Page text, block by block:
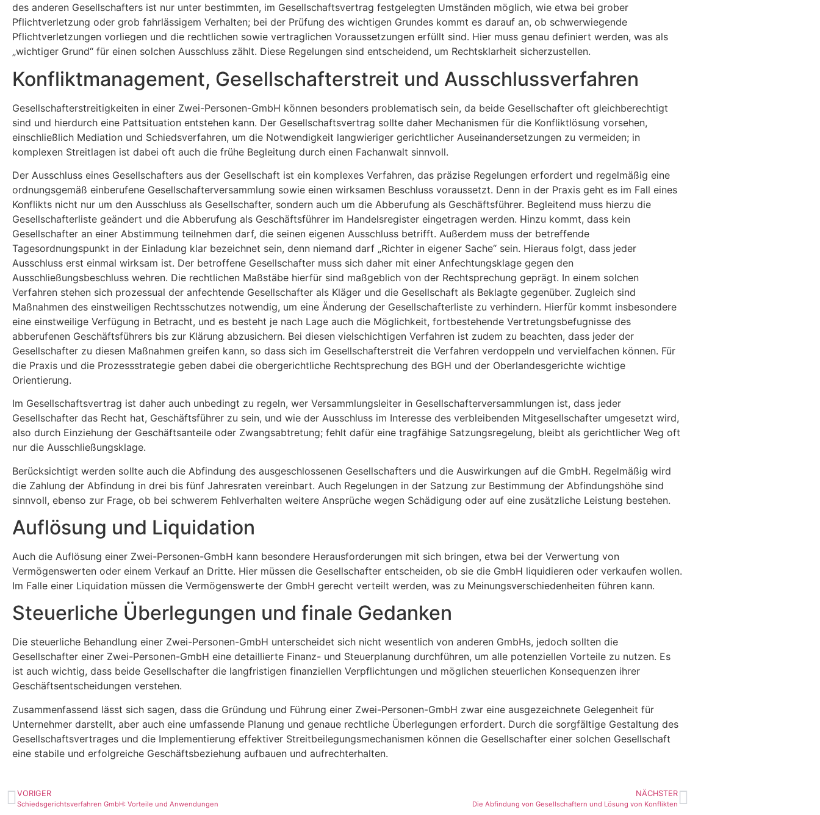
des anderen Gesellschafters ist nur unter bestimmten, im Gesellschaftsvertrag festgelegten Umständen möglich, wie etwa bei grober
Pflichtverletzung oder grob fahrlässigem Verhalten; bei der Prüfung des wichtigen Grundes kommt es darauf an, ob schwerwiegende
Pflichtverletzungen vorliegen und die rechtlichen sowie vertraglichen Voraussetzungen erfüllt sind. Hier muss genau definiert werden, was als
„wichtiger Grund“ für einen solchen Ausschluss zählt. Diese Regelungen sind entscheidend, um Rechtsklarheit sicherzustellen.
Konfliktmanagement, Gesellschafterstreit und Ausschlussverfahren
Gesellschafterstreitigkeiten in einer Zwei-Personen-GmbH können besonders problematisch sein, da beide Gesellschafter oft gleichberechtigt
sind und hierdurch eine Pattsituation entstehen kann. Der Gesellschaftsvertrag sollte daher Mechanismen für die Konfliktlösung vorsehen,
einschließlich Mediation und Schiedsverfahren, um die Notwendigkeit langwieriger gerichtlicher Auseinandersetzungen zu vermeiden; in
komplexen Streitlagen ist dabei oft auch die frühe Begleitung durch einen Fachanwalt sinnvoll.
Der Ausschluss eines Gesellschafters aus der Gesellschaft ist ein komplexes Verfahren, das präzise Regelungen erfordert und regelmäßig eine
ordnungsgemäß einberufene Gesellschafterversammlung sowie einen wirksamen Beschluss voraussetzt. Denn in der Praxis geht es im Fall eines
Konflikts nicht nur um den Ausschluss als Gesellschafter, sondern auch um die Abberufung als Geschäftsführer. Begleitend muss hierzu die
Gesellschafterliste geändert und die Abberufung als Geschäftsführer im Handelsregister eingetragen werden. Hinzu kommt, dass kein
Gesellschafter an einer Abstimmung teilnehmen darf, die seinen eigenen Ausschluss betrifft. Außerdem muss der betreffende
Tagesordnungspunkt in der Einladung klar bezeichnet sein, denn niemand darf „Richter in eigener Sache“ sein. Hieraus folgt, dass jeder
Ausschluss erst einmal wirksam ist. Der betroffene Gesellschafter muss sich daher mit einer Anfechtungsklage gegen den
Ausschließungsbeschluss wehren. Die rechtlichen Maßstäbe hierfür sind maßgeblich von der Rechtsprechung geprägt. In einem solchen
Verfahren stehen sich prozessual der anfechtende Gesellschafter als Kläger und die Gesellschaft als Beklagte gegenüber. Zugleich sind
Maßnahmen des einstweiligen Rechtsschutzes notwendig, um eine Änderung der Gesellschafterliste zu verhindern. Hierfür kommt insbesondere
eine einstweilige Verfügung in Betracht, und es besteht je nach Lage auch die Möglichkeit, fortbestehende Vertretungsbefugnisse des
abberufenen Geschäftsführers bis zur Klärung abzusichern. Bei diesen vielschichtigen Verfahren ist zudem zu beachten, dass jeder der
Gesellschafter zu diesen Maßnahmen greifen kann, so dass sich im Gesellschafterstreit die Verfahren verdoppeln und vervielfachen können. Für
die Praxis und die Prozessstrategie geben dabei die obergerichtliche Rechtsprechung des BGH und der Oberlandesgerichte wichtige
Orientierung.
Im Gesellschaftsvertrag ist daher auch unbedingt zu regeln, wer Versammlungsleiter in Gesellschafterversammlungen ist, dass jeder
Gesellschafter das Recht hat, Geschäftsführer zu sein, und wie der Ausschluss im Interesse des verbleibenden Mitgesellschafter umgesetzt wird,
also durch Einziehung der Geschäftsanteile oder Zwangsabtretung; fehlt dafür eine tragfähige Satzungsregelung, bleibt als gerichtlicher Weg oft
nur die Ausschließungsklage.
Berücksichtigt werden sollte auch die Abfindung des ausgeschlossenen Gesellschafters und die Auswirkungen auf die GmbH. Regelmäßig wird
die Zahlung der Abfindung in drei bis fünf Jahresraten vereinbart. Auch Regelungen in der Satzung zur Bestimmung der Abfindungshöhe sind
sinnvoll, ebenso zur Frage, ob bei schwerem Fehlverhalten weitere Ansprüche wegen Schädigung oder auf eine zusätzliche Leistung bestehen.
Auflösung und Liquidation
Auch die Auflösung einer Zwei-Personen-GmbH kann besondere Herausforderungen mit sich bringen, etwa bei der Verwertung von
Vermögenswerten oder einem Verkauf an Dritte. Hier müssen die Gesellschafter entscheiden, ob sie die GmbH liquidieren oder verkaufen wollen.
Im Falle einer Liquidation müssen die Vermögenswerte der GmbH gerecht verteilt werden, was zu Meinungsverschiedenheiten führen kann.
Steuerliche Überlegungen und finale Gedanken
Die steuerliche Behandlung einer Zwei-Personen-GmbH unterscheidet sich nicht wesentlich von anderen GmbHs, jedoch sollten die
Gesellschafter einer Zwei-Personen-GmbH eine detaillierte Finanz- und Steuerplanung durchführen, um alle potenziellen Vorteile zu nutzen. Es
ist auch wichtig, dass beide Gesellschafter die langfristigen finanziellen Verpflichtungen und möglichen steuerlichen Konsequenzen ihrer
Geschäftsentscheidungen verstehen.
Zusammenfassend lässt sich sagen, dass die Gründung und Führung einer Zwei-Personen-GmbH zwar eine ausgezeichnete Gelegenheit für
Unternehmer darstellt, aber auch eine umfassende Planung und genaue rechtliche Überlegungen erfordert. Durch die sorgfältige Gestaltung des
Gesellschaftsvertrages und die Implementierung effektiver Streitbeilegungsmechanismen können die Gesellschafter einer solchen Gesellschaft
eine stabile und erfolgreiche Geschäftsbeziehung aufbauen und aufrechterhalten.
VORIGER
Schiedsgerichtsverfahren GmbH: Vorteile und Anwendungen
NÄCHSTER
Die Abfindung von Gesellschaftern und Lösung von Konflikten